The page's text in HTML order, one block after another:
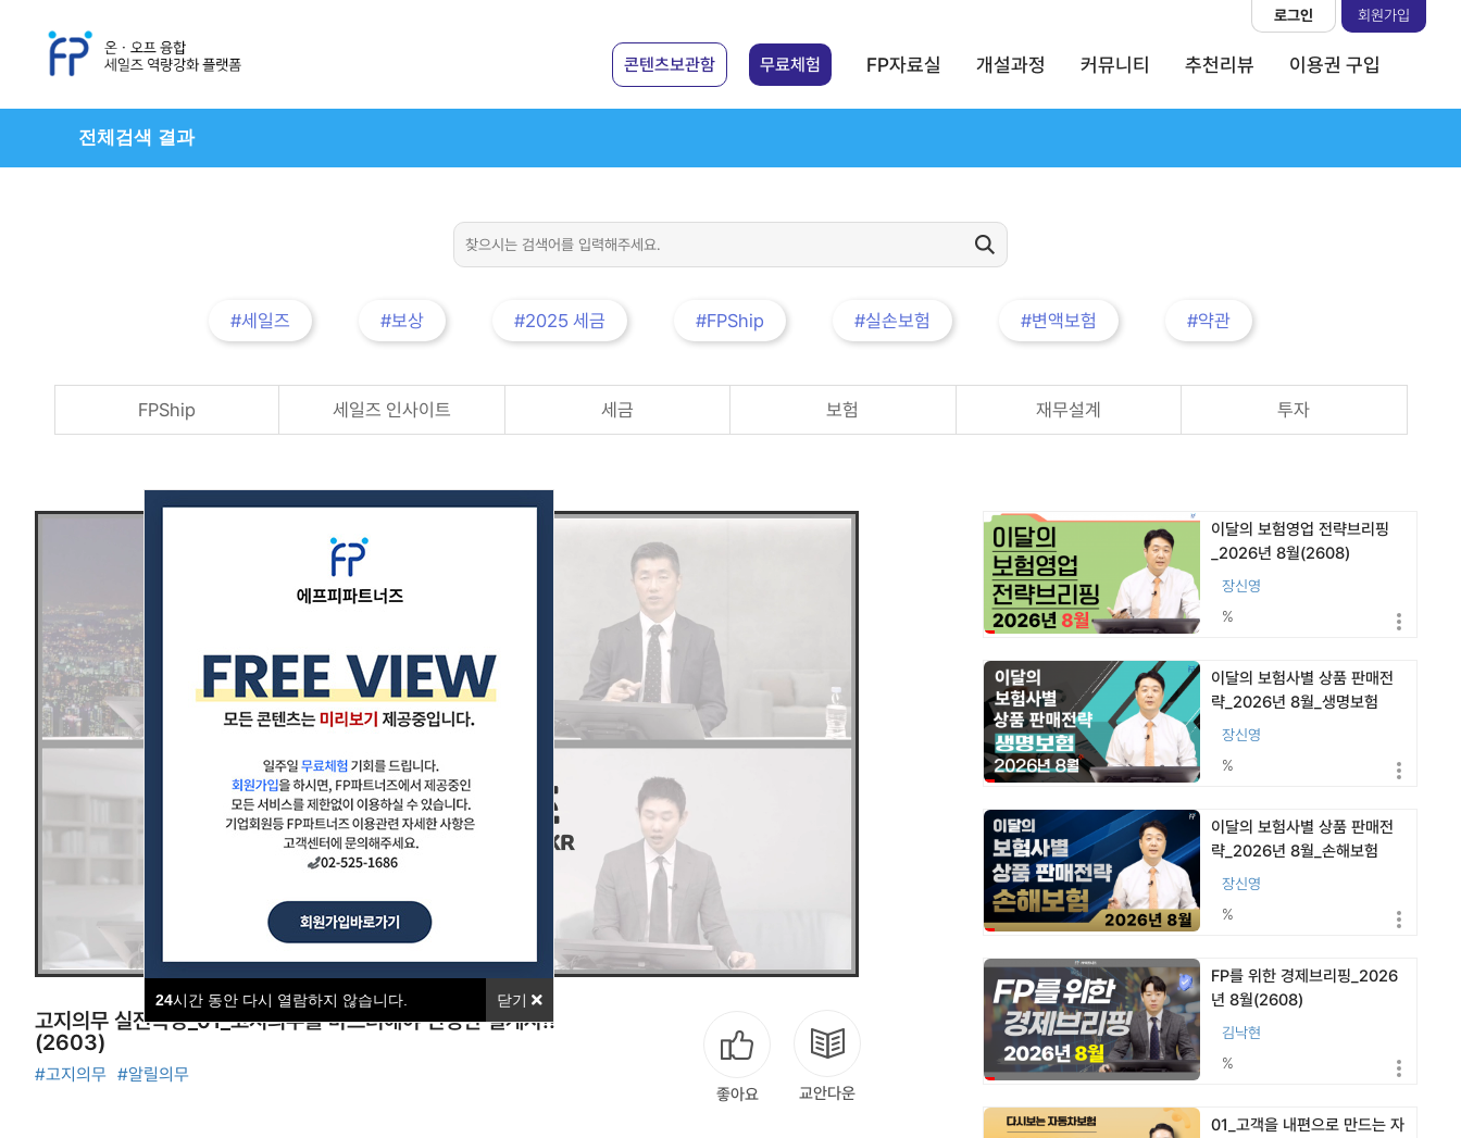
콘텐츠보관함 무료체험 FP자료실 개설과정 커뮤니티 추천리뷰 이용권 구입
로그인 회원가입
전체검색 결과
#세일즈 #보상 #2025 세금 #FPShip #실손보험 #변액보험 #약관
FPShip 세일즈 인사이트 세금 보험 재무설계 투자
24시간 동안 다시 열람하지 않습니다. 닫기
고지의무 실전특강_01_고지의무를 마스터해야 진정한 설계사!!
(2603)
#고지의무 #알릴의무
좋아요 교안다운
이달의 보험영업 전략브리핑
_2026년 8월(2608)
장신영
%
이달의 보험사별 상품 판매전
략_2026년 8월_생명보험
(2608)
장신영
%
이달의 보험사별 상품 판매전
략_2026년 8월_손해보험
(2608)
장신영
%
FP를 위한 경제브리핑_2026
년 8월(2608)
김낙현
%
01_고객을 내편으로 만드는 자